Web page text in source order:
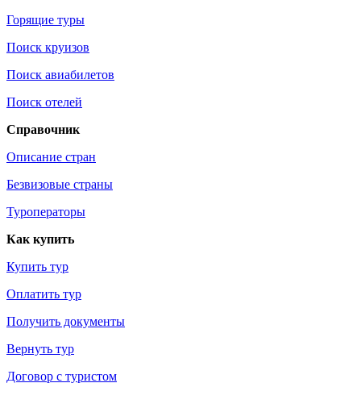
Горящие туры
Поиск круизов
Поиск авиабилетов
Поиск отелей
Справочник
Описание стран
Безвизовые страны
Туроператоры
Как купить
Купить тур
Оплатить тур
Получить документы
Вернуть тур
Договор с туристом